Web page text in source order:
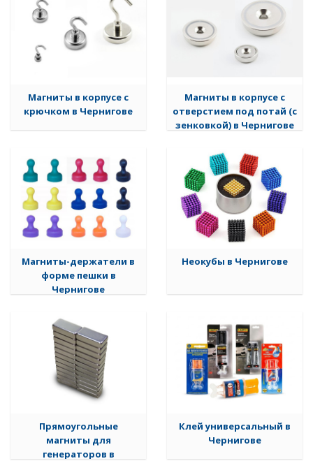
Магниты в корпусе с
крючком в Чернигове
Магниты в корпусе с
отверстием под потай (с
зенковкой) в Чернигове
Магниты-держатели в
форме пешки в
Чернигове
Неокубы в Чернигове
Прямоугольные
магниты для
генераторов в
Клей универсальный в
Чернигове